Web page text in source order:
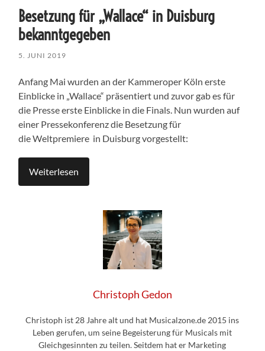
Besetzung für „Wallace“ in Duisburg
bekanntgegeben
5. JUNI 2019
Anfang Mai wurden an der Kammeroper Köln erste
Einblicke in „Wallace“ präsentiert und zuvor gab es für
die Presse erste Einblicke in die Finals. Nun wurden auf
einer Pressekonferenz die Besetzung für
die Weltpremiere in Duisburg vorgestellt:
Weiterlesen
Christoph Gedon
Christoph ist 28 Jahre alt und hat Musicalzone.de 2015 ins
Leben gerufen, um seine Begeisterung für Musicals mit
Gleichgesinnten zu teilen. Seitdem hat er Marketing